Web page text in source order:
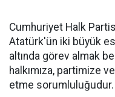
Cumhuriyet Halk
Atatürk'ün iki büyük
altında görev almak
halkımıza, partimize
etme sorumluluğudur.